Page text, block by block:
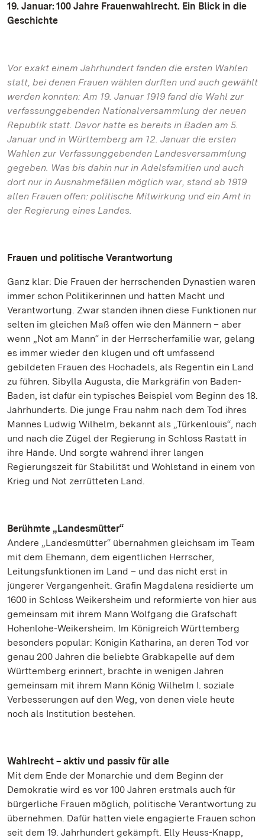
19. Januar: 100 Jahre Frauenwahlrecht. Ein Blick in die
Geschichte
Vor exakt einem Jahrhundert fanden die ersten Wahlen
statt, bei denen Frauen wählen durften und auch gewählt
werden konnten: Am 19. Januar 1919 fand die Wahl zur
verfassunggebenden Nationalversammlung der neuen
Republik statt. Davor hatte es bereits in Baden am 5.
Januar und in Württemberg am 12. Januar die ersten
Wahlen zur Verfassunggebenden Landesversammlung
gegeben. Was bis dahin nur in Adelsfamilien und auch
dort nur in Ausnahmefällen möglich war, stand ab 1919
allen Frauen offen: politische Mitwirkung und ein Amt in
der Regierung eines Landes.
Frauen und politische Verantwortung
Ganz klar: Die Frauen der herrschenden Dynastien waren
immer schon Politikerinnen und hatten Macht und
Verantwortung. Zwar standen ihnen diese Funktionen nur
selten im gleichen Maß offen wie den Männern – aber
wenn „Not am Mann“ in der Herrscherfamilie war, gelang
es immer wieder den klugen und oft umfassend
gebildeten Frauen des Hochadels, als Regentin ein Land
zu führen. Sibylla Augusta, die Markgräfin von Baden-
Baden, ist dafür ein typisches Beispiel vom Beginn des 18.
Jahrhunderts. Die junge Frau nahm nach dem Tod ihres
Mannes Ludwig Wilhelm, bekannt als „Türkenlouis“, nach
und nach die Zügel der Regierung in Schloss Rastatt in
ihre Hände. Und sorgte während ihrer langen
Regierungszeit für Stabilität und Wohlstand in einem von
Krieg und Not zerrütteten Land.
Berühmte „Landesmütter“
Andere „Landesmütter“ übernahmen gleichsam im Team
mit dem Ehemann, dem eigentlichen Herrscher,
Leitungsfunktionen im Land – und das nicht erst in
jüngerer Vergangenheit. Gräfin Magdalena residierte um
1600 in Schloss Weikersheim und reformierte von hier aus
gemeinsam mit ihrem Mann Wolfgang die Grafschaft
Hohenlohe-Weikersheim. Im Königreich Württemberg
besonders populär: Königin Katharina, an deren Tod vor
genau 200 Jahren die beliebte Grabkapelle auf dem
Württemberg erinnert, brachte in wenigen Jahren
gemeinsam mit ihrem Mann König Wilhelm I. soziale
Verbesserungen auf den Weg, von denen viele heute
noch als Institution bestehen.
Wahlrecht – aktiv und passiv für alle
Mit dem Ende der Monarchie und dem Beginn der
Demokratie wird es vor 100 Jahren erstmals auch für
bürgerliche Frauen möglich, politische Verantwortung zu
übernehmen. Dafür hatten viele engagierte Frauen schon
seit dem 19. Jahrhundert gekämpft. Elly Heuss-Knapp,